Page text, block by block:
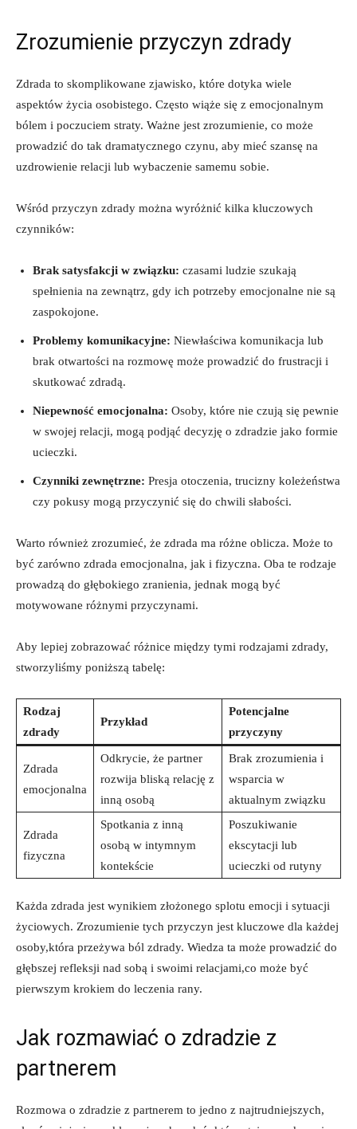
Zrozumienie przyczyn zdrady
Zdrada to skomplikowane zjawisko, które dotyka wiele
aspektów życia osobistego. Często wiąże się z emocjonalnym
bólem i poczuciem straty. Ważne jest zrozumienie, co może
prowadzić do tak dramatycznego czynu, aby mieć szansę na
uzdrowienie relacji lub wybaczenie samemu sobie.
Wśród przyczyn zdrady można wyróżnić kilka kluczowych
czynników:
Brak satysfakcji w związku: czasami ludzie szukają
spełnienia na zewnątrz, gdy ich potrzeby emocjonalne nie są
zaspokojone.
Problemy komunikacyjne: Niewłaściwa komunikacja lub
brak otwartości na rozmowę może prowadzić do frustracji i
skutkować zdradą.
Niepewność emocjonalna: Osoby, które nie czują się pewnie
w swojej relacji, mogą podjąć decyzję o zdradzie jako formie
ucieczki.
Czynniki zewnętrzne: Presja otoczenia, trucizny koleżeństwa
czy pokusy mogą przyczynić się do chwili słabości.
Warto również zrozumieć, że zdrada ma różne oblicza. Może to
być zarówno zdrada emocjonalna, jak i fizyczna. Oba te rodzaje
prowadzą do głębokiego zranienia, jednak mogą być
motywowane różnymi przyczynami.
Aby lepiej zobrazować różnice między tymi rodzajami zdrady,
stworzyliśmy poniższą tabelę:
Rodzaj
zdrady
Przykład
Potencjalne
przyczyny
Zdrada
emocjonalna
Odkrycie, że partner
rozwija bliską relację z
inną osobą
Brak zrozumienia i
wsparcia w
aktualnym związku
Zdrada
fizyczna
Spotkania z inną
osobą w intymnym
kontekście
Poszukiwanie
ekscytacji lub
ucieczki od rutyny
Każda zdrada jest wynikiem złożonego splotu emocji i sytuacji
życiowych. Zrozumienie tych przyczyn jest kluczowe dla każdej
osoby,która przeżywa ból zdrady. Wiedza ta może prowadzić do
głębszej refleksji nad sobą i swoimi relacjami,co może być
pierwszym krokiem do leczenia rany.
Jak rozmawiać o zdradzie z
partnerem
Rozmowa o zdradzie z partnerem to jedno z najtrudniejszych,